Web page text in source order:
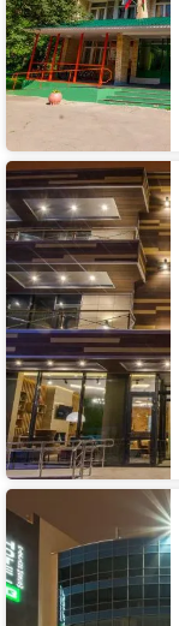
Отель
Лесной
Кантри
Хауз
Отель
Рига
Ленд